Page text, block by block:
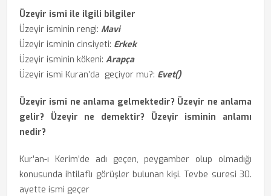
Üzeyir ismi ile ilgili bilgiler
Üzeyir isminin rengi: Mavi
Üzeyir isminin cinsiyeti: Erkek
Üzeyir isminin kökeni: Arapça
Üzeyir ismi Kuran’da geçiyor mu?: Evet()
Üzeyir ismi ne anlama gelmektedir? Üzeyir ne anlama
gelir? Üzeyir ne demektir? Üzeyir isminin anlamı
nedir?
Kur’an-ı Kerim’de adı geçen, peygamber olup olmadığı
konusunda ihtilaflı görüşler bulunan kişi. Tevbe suresi 30.
ayette ismi geçer